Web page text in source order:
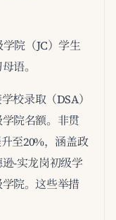
院（JC）学生
语。
校录取（DSA）
院名额。非贯
至20%，涵盖政
-实龙岗初级学
院。这些举措